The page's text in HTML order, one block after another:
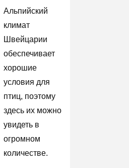
Альпийский
климат
Швейцарии
обеспечивает
хорошие
условия для
птиц, поэтому
здесь их можно
увидеть в
огромном
количестве.